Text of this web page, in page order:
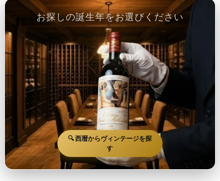
お探しの誕生年をお選びください
🔍 西暦からヴィンテージを探
す